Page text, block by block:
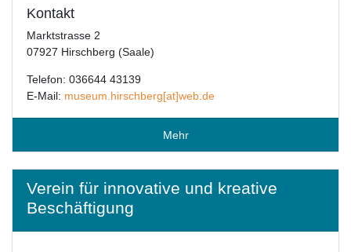
Kontakt
Marktstrasse 2
07927 Hirschberg (Saale)
Telefon: 036644 43139
E-Mail: museum.hirschberg[at]web.de
Mehr
Verein für innovative und kreative
Beschäftigung